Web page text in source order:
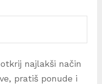
najlakši način
pratiš ponude i